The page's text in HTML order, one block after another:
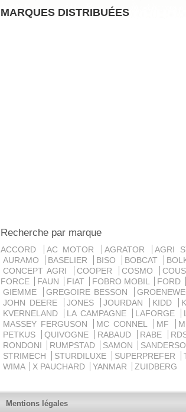
MARQUES DISTRIBUÉES
Recherche par marque
ACCORD AC MOTOR AGRATOR AGRI
AURAMO
BASELIER BISO BOBCAT
CONCEPT AGRI
COOPER COSMO
FORCE
FAUN FIAT FOBRO MOBIL FORD
GIEMME
GREGOIRE BESSON
JOHN DEERE
JONES JOURDAN KIDD
KVERNELAND
LA CAMPAGNE LAFORGE
MASSEY FERGUSON
MC CONNEL MF
PETKUS
QUIVOGNE RABAUD RABE
RONDONI
RUMPSTAD SAMON
STRIMECH
STURDILUXE SUPERPREFER
WIMA
X PAUCHARD YANMAR ZUIDBERG
Mentions légales